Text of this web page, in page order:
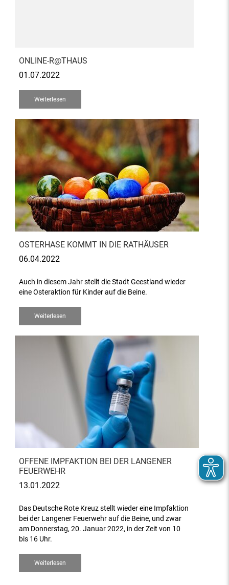
ONLINE-R@THAUS
01.07.2022
Weiterlesen
OSTERHASE KOMMT IN DIE RATHÄUSER
06.04.2022
Auch in diesem Jahr stellt die Stadt Geestland wieder
eine Osteraktion für Kinder auf die Beine.
Weiterlesen
OFFENE IMPFAKTION BEI DER LANGENER
FEUERWEHR
13.01.2022
Das Deutsche Rote Kreuz stellt wieder eine Impfaktion
bei der Langener Feuerwehr auf die Beine, und zwar
am Donnerstag, 20. Januar 2022, in der Zeit von 10
bis 16 Uhr.
Weiterlesen